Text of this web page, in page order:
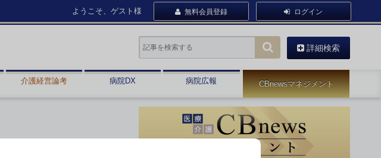
ようこそ、ゲスト様 無料会員登録 ログイン
詳細検索
介護経営論考 病院DX 病院広報 CBnewsマネジメント